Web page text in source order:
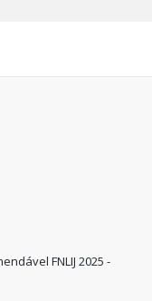
FNLIJ 2025 -